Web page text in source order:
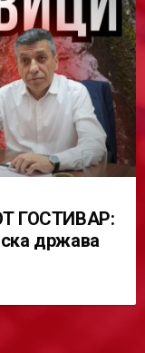
ГОСТИВАР:
држава